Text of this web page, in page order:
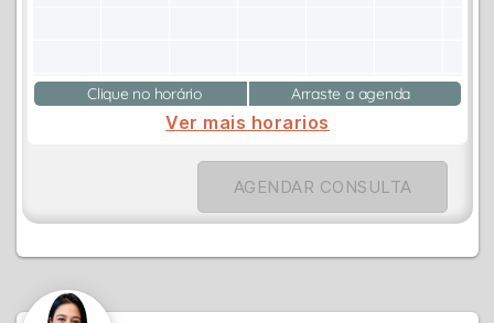
Clique no horário Arraste a agenda
Ver mais horarios
AGENDAR CONSULTA